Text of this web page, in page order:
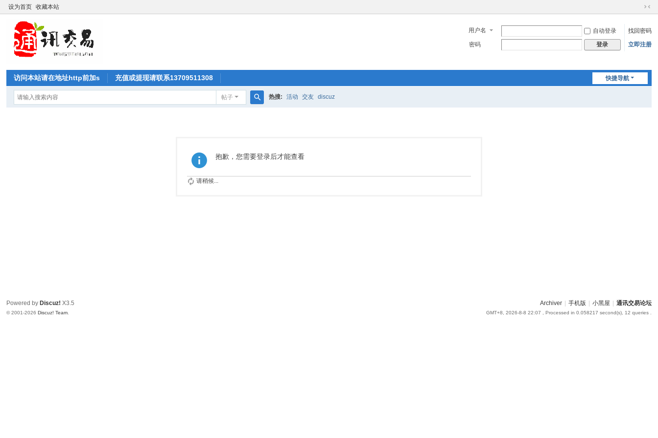
设为首页 收藏本站
切
到
窄
用户名 自动登录
找回密码
密码
登录 立即注册
快捷导航
访问本站请在地址http前加s 充值或提现请联系13709511308
帖子 热搜: 活动 交友 discuz
抱歉，您需要登录后才能查看
请稍候...
Archiver 手机版 小黑屋 通讯交易论坛
GMT+8, 2026-8-8 22:07 , Processed in 0.058217 second(s), 12 queries .
Powered by Discuz! X3.5
© 2001-2026Discuz! Team